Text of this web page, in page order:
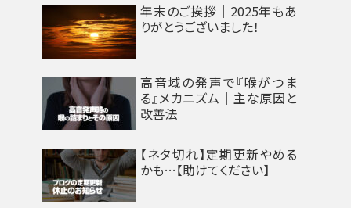
年末のご挨拶｜2025年もあ
りがとうございました！
高音域の発声で『喉がつま
る』メカニズム｜主な原因と
改善法
【ネタ切れ】定期更新やめる
かも…【助けてください】